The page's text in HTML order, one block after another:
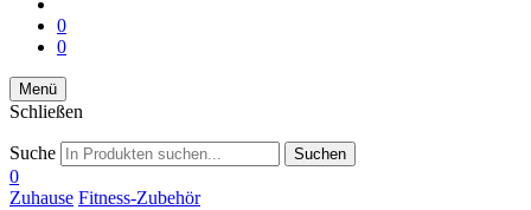
0
0
Menü
Schließen
Suche Suchen
0
Zuhause Fitness-Zubehör